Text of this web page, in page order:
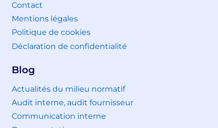
Contact
Mentions légales
Politique de cookies
Déclaration de confidentialité
Blog
Actualités du milieu normatif
Audit interne, audit fournisseur
Communication interne